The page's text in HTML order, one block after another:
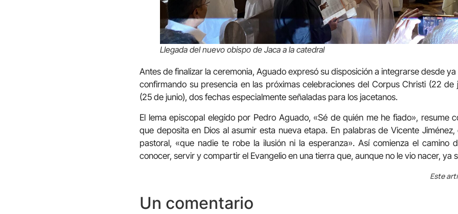
Llegada del nuevo obispo de Jaca a la catedral
Antes de finalizar la ceremonia, Aguado expresó su disposición a integrarse desde
confirmando su presencia en las próximas celebraciones del Corpus Christi (22 de
(25 de junio), dos fechas especialmente señaladas para los jacetanos.
El lema episcopal elegido por Pedro Aguado, «Sé de quién me he fiado», resume
que deposita en Dios al asumir esta nueva etapa. En palabras de Vicente
pastoral, «que nadie te robe la ilusión ni la esperanza». Así comienza el camino
conocer, servir y compartir el Evangelio en una tierra que, aunque no le vio nacer, ya
Este
Un comentario